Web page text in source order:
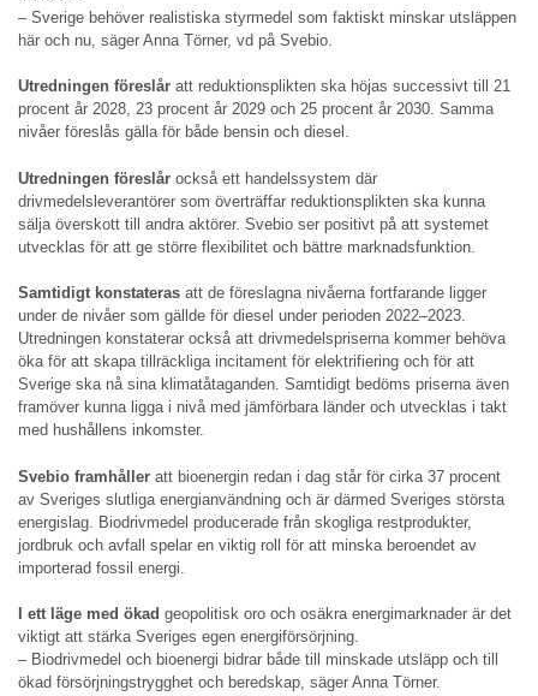
– Sverige behöver realistiska styrmedel som faktiskt minskar utsläppen
här och nu, säger Anna Törner, vd på Svebio.
Utredningen föreslår att reduktionsplikten ska höjas successivt till 21
procent år 2028, 23 procent år 2029 och 25 procent år 2030. Samma
nivåer föreslås gälla för både bensin och diesel.
Utredningen föreslår också ett handelssystem där
drivmedelsleverantörer som överträffar reduktionsplikten ska kunna
sälja överskott till andra aktörer. Svebio ser positivt på att systemet
utvecklas för att ge större flexibilitet och bättre marknadsfunktion.
Samtidigt konstateras att de föreslagna nivåerna fortfarande ligger
under de nivåer som gällde för diesel under perioden 2022–2023.
Utredningen konstaterar också att drivmedelspriserna kommer behöva
öka för att skapa tillräckliga incitament för elektrifiering och för att
Sverige ska nå sina klimatåtaganden. Samtidigt bedöms priserna även
framöver kunna ligga i nivå med jämförbara länder och utvecklas i takt
med hushållens inkomster.
Svebio framhåller att bioenergin redan i dag står för cirka 37 procent
av Sveriges slutliga energianvändning och är därmed Sveriges största
energislag. Biodrivmedel producerade från skogliga restprodukter,
jordbruk och avfall spelar en viktig roll för att minska beroendet av
importerad fossil energi.
I ett läge med ökad geopolitisk oro och osäkra energimarknader är det
viktigt att stärka Sveriges egen energiförsörjning.
– Biodrivmedel och bioenergi bidrar både till minskade utsläpp och till
ökad försörjningstrygghet och beredskap, säger Anna Törner.